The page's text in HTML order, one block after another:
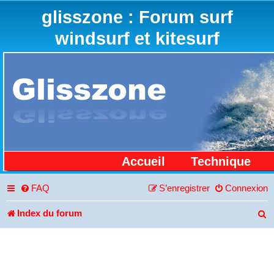
glisszone : Forum surf
windsurf et kitesurf
Accueil Technique
FAQ Connexion
S’enregistrer
Index du forum